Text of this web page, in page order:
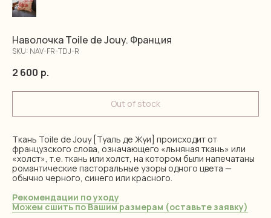
Наволочка Toile de Jouy. Франция
SKU: NAV-FR-TDJ-R
2 600 р.
Out of stock
Ткань Toile de Jouy [Туаль де Жуи] происходит от
французского слова, означающего «льняная ткань» или
«холст», т.е. ткань или холст, на котором были напечатаны
романтические пасторальные узоры одного цвета —
обычно черного, синего или красного.
Рекомендации по уходу
Можем сшить по Вашим размерам (оставьте заявку)